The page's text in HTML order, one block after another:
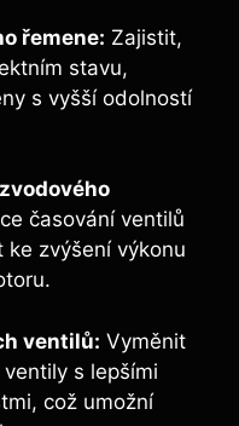
řemene: Zajistit,
stavu,
s vyšší odolností
časování ventilů
ke zvýšení výkonu
ventilů: Vyměnit
s lepšími
což umožní